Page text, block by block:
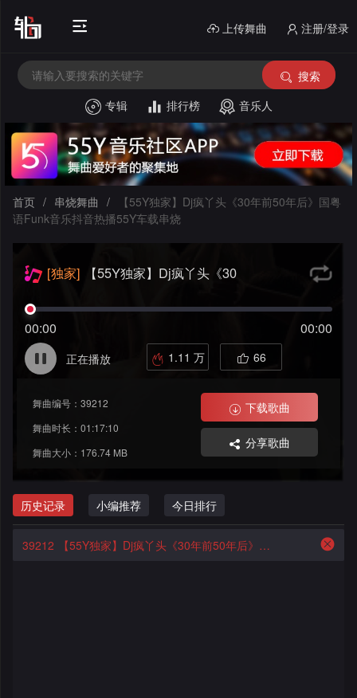
上传舞曲 注册/登录
搜索
专辑
排行榜 音乐人
音
House
中
烧
舞
首页 / 串烧舞曲 /
【55Y独家】Dj疯丫头《30年前50年后》国粤
语Funk音乐抖音热播55Y车载串烧
1.11 万 66
[独家] 【55Y独家】Dj疯丫头《30
播55Y车载串烧
00:00 00:00
正在播放
舞曲编号：39212
舞曲时长：01:17:10
舞曲大小：176.74 MB
下载歌曲
分享歌曲
历史记录 小编推荐 今日排行
39212 【55Y独家】Dj疯丫头《30年前50年后》国粤语Funk音乐抖音热播55Y车载串烧